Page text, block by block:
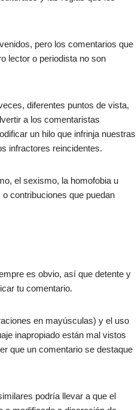
pero los comentarios que
lector o periodista no son
diferentes puntos de vista,
a los comentaristas
un hilo que infrinja nuestras
infractores reincidentes.
el sexismo, la homofobia u
contribuciones que puedan
es obvio, así que detente y
tu comentario.
en mayúsculas) y el uso
inapropiado están mal vistos
que un comentario se destaque
podría llevar a que el